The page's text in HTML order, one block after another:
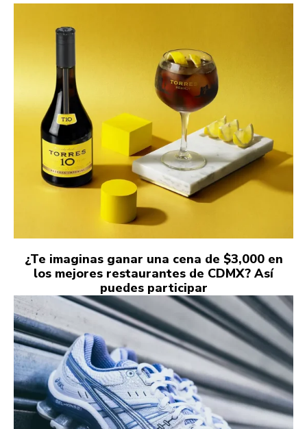
¿Te imaginas ganar una cena de $3,000 en
los mejores restaurantes de CDMX? Así
puedes participar